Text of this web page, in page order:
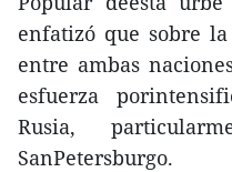
enfatizó que sobre
entre ambas
esfuerza
Rusia,
SanPetersburgo.